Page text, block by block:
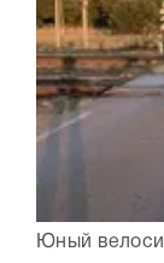
Юный